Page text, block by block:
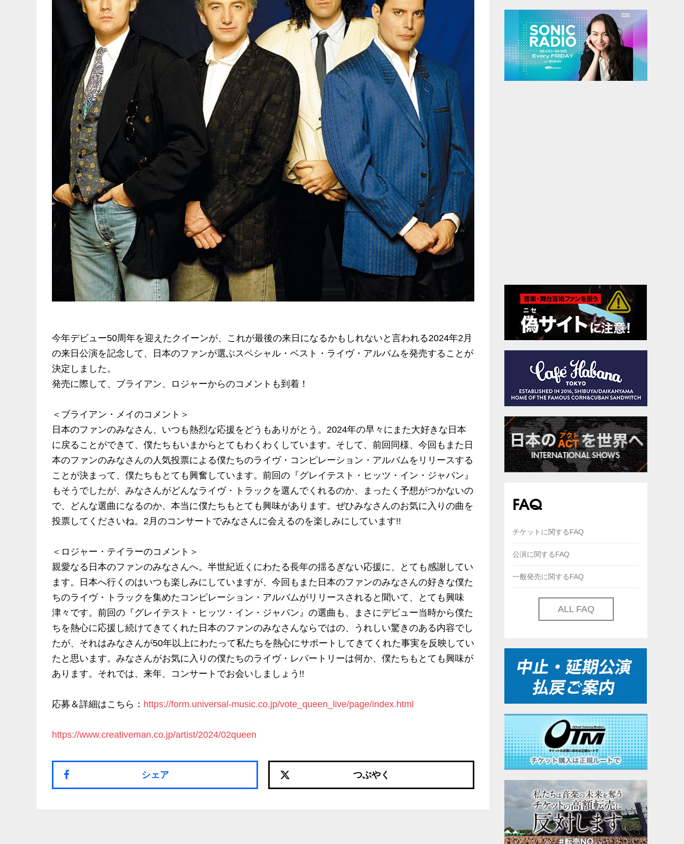
今年デビュー50周年を迎えたクイーンが、これが最後の来日になるかもしれないと言われる2024年2月
の来日公演を記念して、日本のファンが選ぶスペシャル・ベスト・ライヴ・アルバムを発売することが
決定しました。
発売に際して、ブライアン、ロジャーからのコメントも到着！
＜ブライアン・メイのコメント＞
日本のファンのみなさん、いつも熱烈な応援をどうもありがとう。2024年の早々にまた大好きな日本
に戻ることができて、僕たちもいまからとてもわくわくしています。そして、前回同様、今回もまた日
本のファンのみなさんの人気投票による僕たちのライヴ・コンピレーション・アルバムをリリースする
ことが決まって、僕たちもとても興奮しています。前回の『グレイテスト・ヒッツ・イン・ジャパン』
もそうでしたが、みなさんがどんなライヴ・トラックを選んでくれるのか、まったく予想がつかないの
で、どんな選曲になるのか、本当に僕たちもとても興味があります。ぜひみなさんのお気に入りの曲を
投票してくださいね。2月のコンサートでみなさんに会えるのを楽しみにしています!!
＜ロジャー・テイラーのコメント＞
親愛なる日本のファンのみなさんへ。半世紀近くにわたる長年の揺るぎない応援に、とても感謝してい
ます。日本へ行くのはいつも楽しみにしていますが、今回もまた日本のファンのみなさんの好きな僕た
ちのライヴ・トラックを集めたコンピレーション・アルバムがリリースされると聞いて、とても興味
津々です。前回の『グレイテスト・ヒッツ・イン・ジャパン』の選曲も、まさにデビュー当時から僕た
ちを熱心に応援し続けてきてくれた日本のファンのみなさんならではの、うれしい驚きのある内容でし
たが、それはみなさんが50年以上にわたって私たちを熱心にサポートしてきてくれた事実を反映してい
たと思います。みなさんがお気に入りの僕たちのライヴ・レパートリーは何か、僕たちもとても興味が
あります。それでは、来年、コンサートでお会いしましょう!!
応募＆詳細はこちら： https://form.universal-music.co.jp/vote_queen_live/page/index.html
https://www.creativeman.co.jp/artist/2024/02queen
シェア つぶやく
FAQ
チケットに関するFAQ
公演に関するFAQ
一般発売に関するFAQ
ALL FAQ